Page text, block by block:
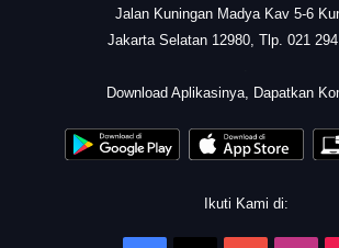
Jalan Kuningan Madya Kav 5-6
Jakarta Selatan 12980, Tlp. 021
Download Aplikasinya, Dapatkan
Ikuti Kami di: